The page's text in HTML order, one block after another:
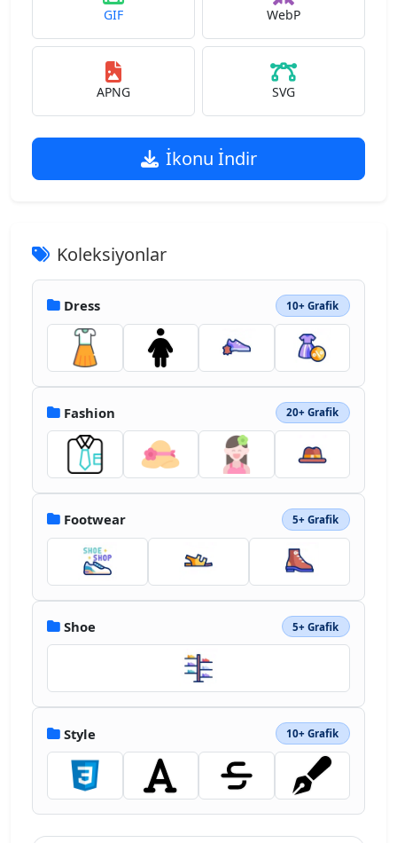
GIF WebP
APNG SVG
İkonu İndir
Koleksiyonlar
Dress 10+ Grafik
Fashion 20+ Grafik
Footwear 5+ Grafik
Shoe 5+ Grafik
Style 10+ Grafik